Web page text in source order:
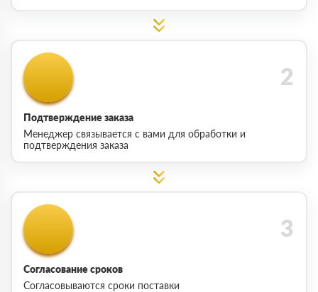
Подтверждение заказа
Менеджер связывается с вами для обработки и
подтверждения заказа
Согласование сроков
Согласовываются сроки поставки